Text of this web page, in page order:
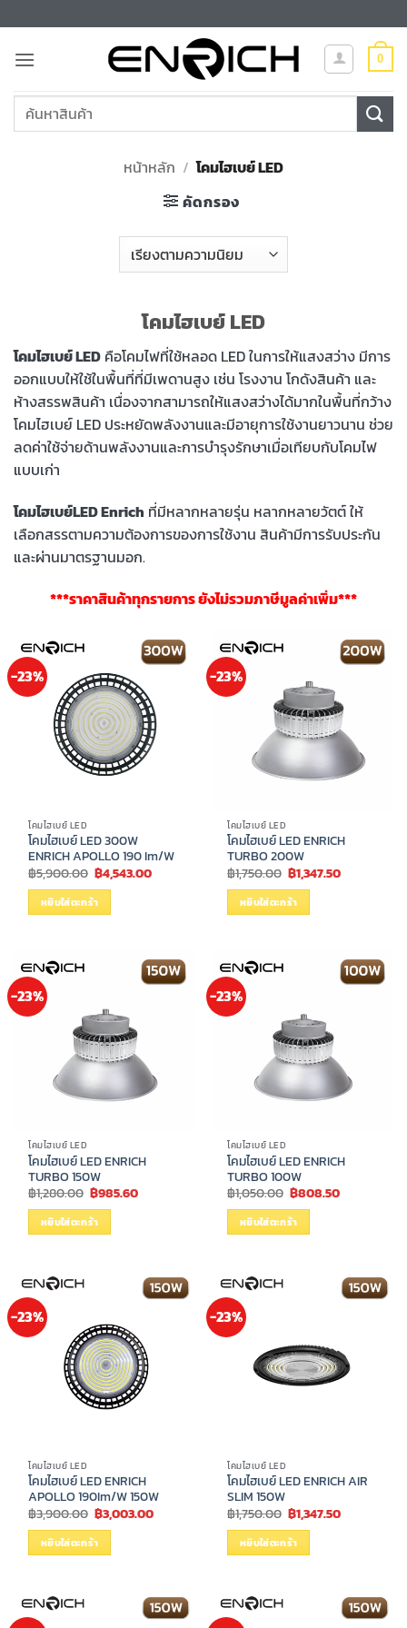
ไป
ยัง
0
ค้นหา:
หน้าหลัก / โคมไฮเบย์ LED
คัดกรอง
โคมไฮเบย์ LED
โคมไฮเบย์ LED คือโคมไฟที่ใช้หลอด LED ในการให้แสงสว่าง มีการ
ออกแบบให้ใช้ในพื้นที่ที่มีเพดานสูง เช่น โรงงาน โกดังสินค้า และ
ห้างสรรพสินค้า เนื่องจากสามารถให้แสงสว่างได้มากในพื้นที่กว้าง
โคมไฮเบย์ LED ประหยัดพลังงานและมีอายุการใช้งานยาวนาน ช่วย
ลดค่าใช้จ่ายด้านพลังงานและการบำรุงรักษาเมื่อเทียบกับโคมไฟ
แบบเก่า
โคมไฮเบย์LED Enrich ที่มีหลากหลายรุ่น หลากหลายวัตต์ ให้
เลือกสรรตามความต้องการของการใช้งาน สินค้ามีการรับประกัน
และผ่านมาตรฐานมอก.
***ราคาสินค้าทุกรายการ ยังไม่รวมภาษีมูลค่าเพิ่ม***
-23%
โคมไฮเบย์ LED
โคมไฮเบย์ LED 300W
ENRICH APOLLO 190 Im/W
฿5,900.00 Original
price
was:
฿5,900.00.
฿4,543.00Current
หยิบใส่ตะกร้า
-23%
โคมไฮเบย์ LED
โคมไฮเบย์ LED ENRICH
TURBO 200W
฿1,750.00 Original
price
was:
฿1,750.00.
฿1,347.50Current
หยิบใส่ตะกร้า
-23%
โคมไฮเบย์ LED
โคมไฮเบย์ LED ENRICH
TURBO 150W
฿1,280.00 Original
price
was:
฿1,280.00.
฿985.60Current
หยิบใส่ตะกร้า
-23%
โคมไฮเบย์ LED
โคมไฮเบย์ LED ENRICH
TURBO 100W
฿1,050.00 Original
price
was:
฿1,050.00.
฿808.50Current
หยิบใส่ตะกร้า
-23%
โคมไฮเบย์ LED
โคมไฮเบย์ LED ENRICH
APOLLO 190Im/W 150W
฿3,900.00 Original
price
was:
฿3,900.00.
฿3,003.00Current
หยิบใส่ตะกร้า
-23%
โคมไฮเบย์ LED
โคมไฮเบย์ LED ENRICH AIR
SLIM 150W
฿1,750.00 Original
price
was:
฿1,750.00.
฿1,347.50Current
หยิบใส่ตะกร้า